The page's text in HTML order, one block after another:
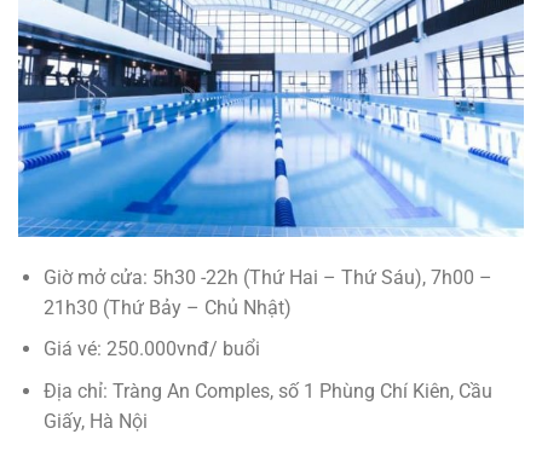
Giờ mở cửa: 5h30 -22h (Thứ Hai – Thứ Sáu), 7h00 –
21h30 (Thứ Bảy – Chủ Nhật)
Giá vé: 250.000vnđ/ buổi
Địa chỉ: Tràng An Comples, số 1 Phùng Chí Kiên, Cầu
Giấy, Hà Nội